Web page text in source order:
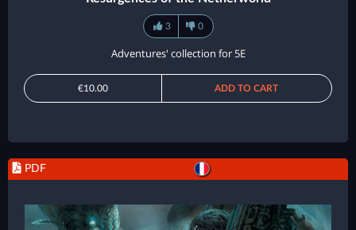
3 0
Adventures' collection for 5E
€10.00 ADD TO CART
PDF